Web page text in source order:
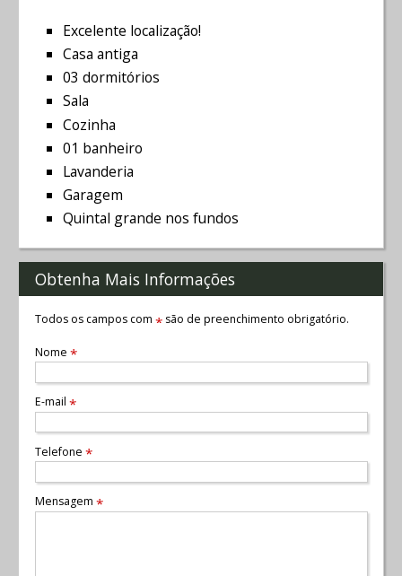
Excelente localização!
Casa antiga
03 dormitórios
Sala
Cozinha
01 banheiro
Lavanderia
Garagem
Quintal grande nos fundos
Obtenha Mais Informações
Todos os campos com *são de preenchimento obrigatório.
Nome *
E-mail *
Telefone *
Mensagem *